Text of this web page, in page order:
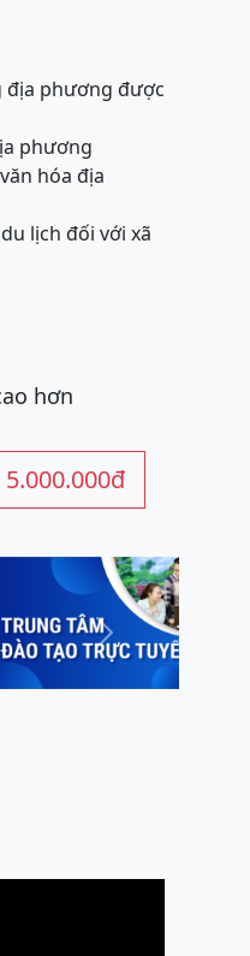
địa phương được
phương
hóa địa
lịch đối với xã
hơn
5.000.000đ
Next